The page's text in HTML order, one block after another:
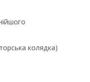
колядка)